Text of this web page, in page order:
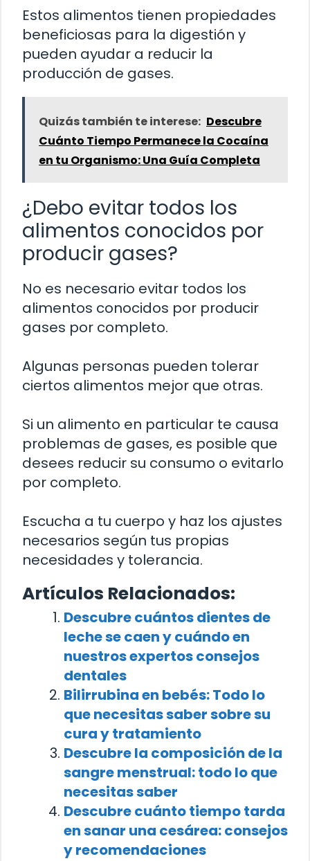
Estos alimentos tienen propiedades
beneficiosas para la digestión y
pueden ayudar a reducir la
producción de gases.
Quizás también te interese: Descubre
Cuánto Tiempo Permanece la Cocaína
en tu Organismo: Una Guía Completa
¿Debo evitar todos los
alimentos conocidos por
producir gases?
No es necesario evitar todos los
alimentos conocidos por producir
gases por completo.
Algunas personas pueden tolerar
ciertos alimentos mejor que otras.
Si un alimento en particular te causa
problemas de gases, es posible que
desees reducir su consumo o evitarlo
por completo.
Escucha a tu cuerpo y haz los ajustes
necesarios según tus propias
necesidades y tolerancia.
Artículos Relacionados:
Descubre cuántos dientes de
leche se caen y cuándo en
nuestros expertos consejos
dentales
Bilirrubina en bebés: Todo lo
que necesitas saber sobre su
cura y tratamiento
Descubre la composición de la
sangre menstrual: todo lo que
necesitas saber
Descubre cuánto tiempo tarda
en sanar una cesárea: consejos
y recomendaciones